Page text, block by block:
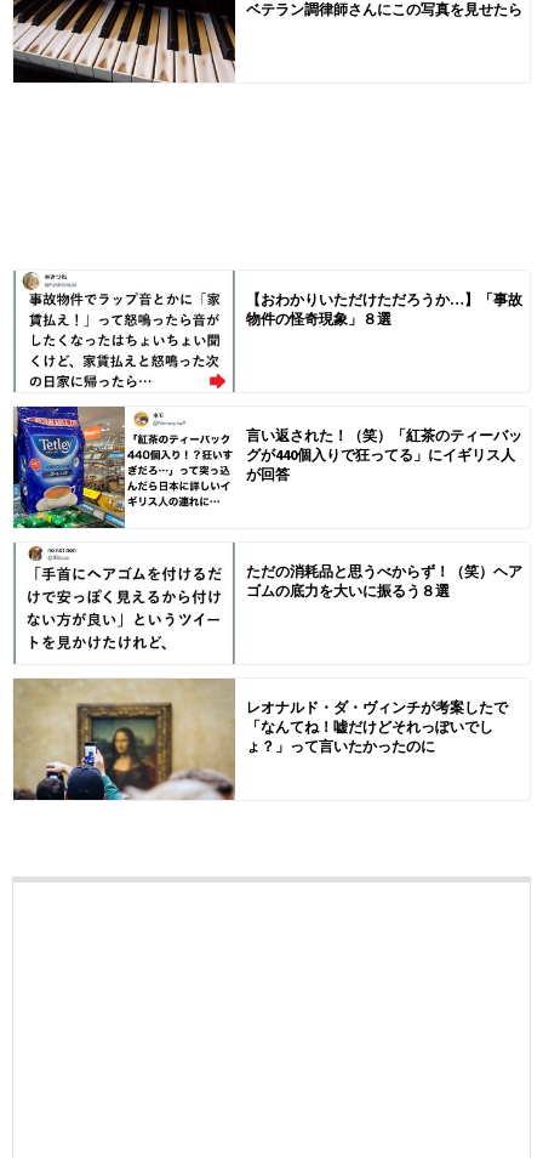
ベテラン調律師さんにこの写真を見せたら
【おわかりいただけただろうか…】「事故
物件の怪奇現象」８選
言い返された！（笑）「紅茶のティーバッ
グが440個入りで狂ってる」にイギリス人
が回答
ただの消耗品と思うべからず！（笑）ヘア
ゴムの底力を大いに振るう８選
レオナルド・ダ・ヴィンチが考案したで
「なんてね！嘘だけどそれっぽいでし
ょ？」って言いたかったのに